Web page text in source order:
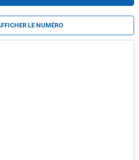
LE NUMÉRO